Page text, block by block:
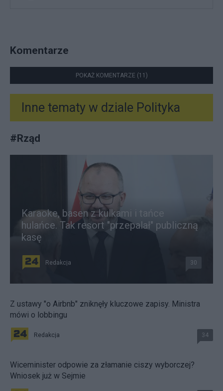
Komentarze
POKAŻ KOMENTARZE (11)
Inne tematy w dziale Polityka
#Rząd
Karaoke, basen z kulkami i tańce
hulańce. Tak resort "przepalał" publiczną
kasę
Redakcja 30
Z ustawy "o Airbnb" zniknęły kluczowe zapisy. Ministra
mówi o lobbingu
Redakcja 34
Wiceminister odpowie za złamanie ciszy wyborczej?
Wniosek już w Sejmie